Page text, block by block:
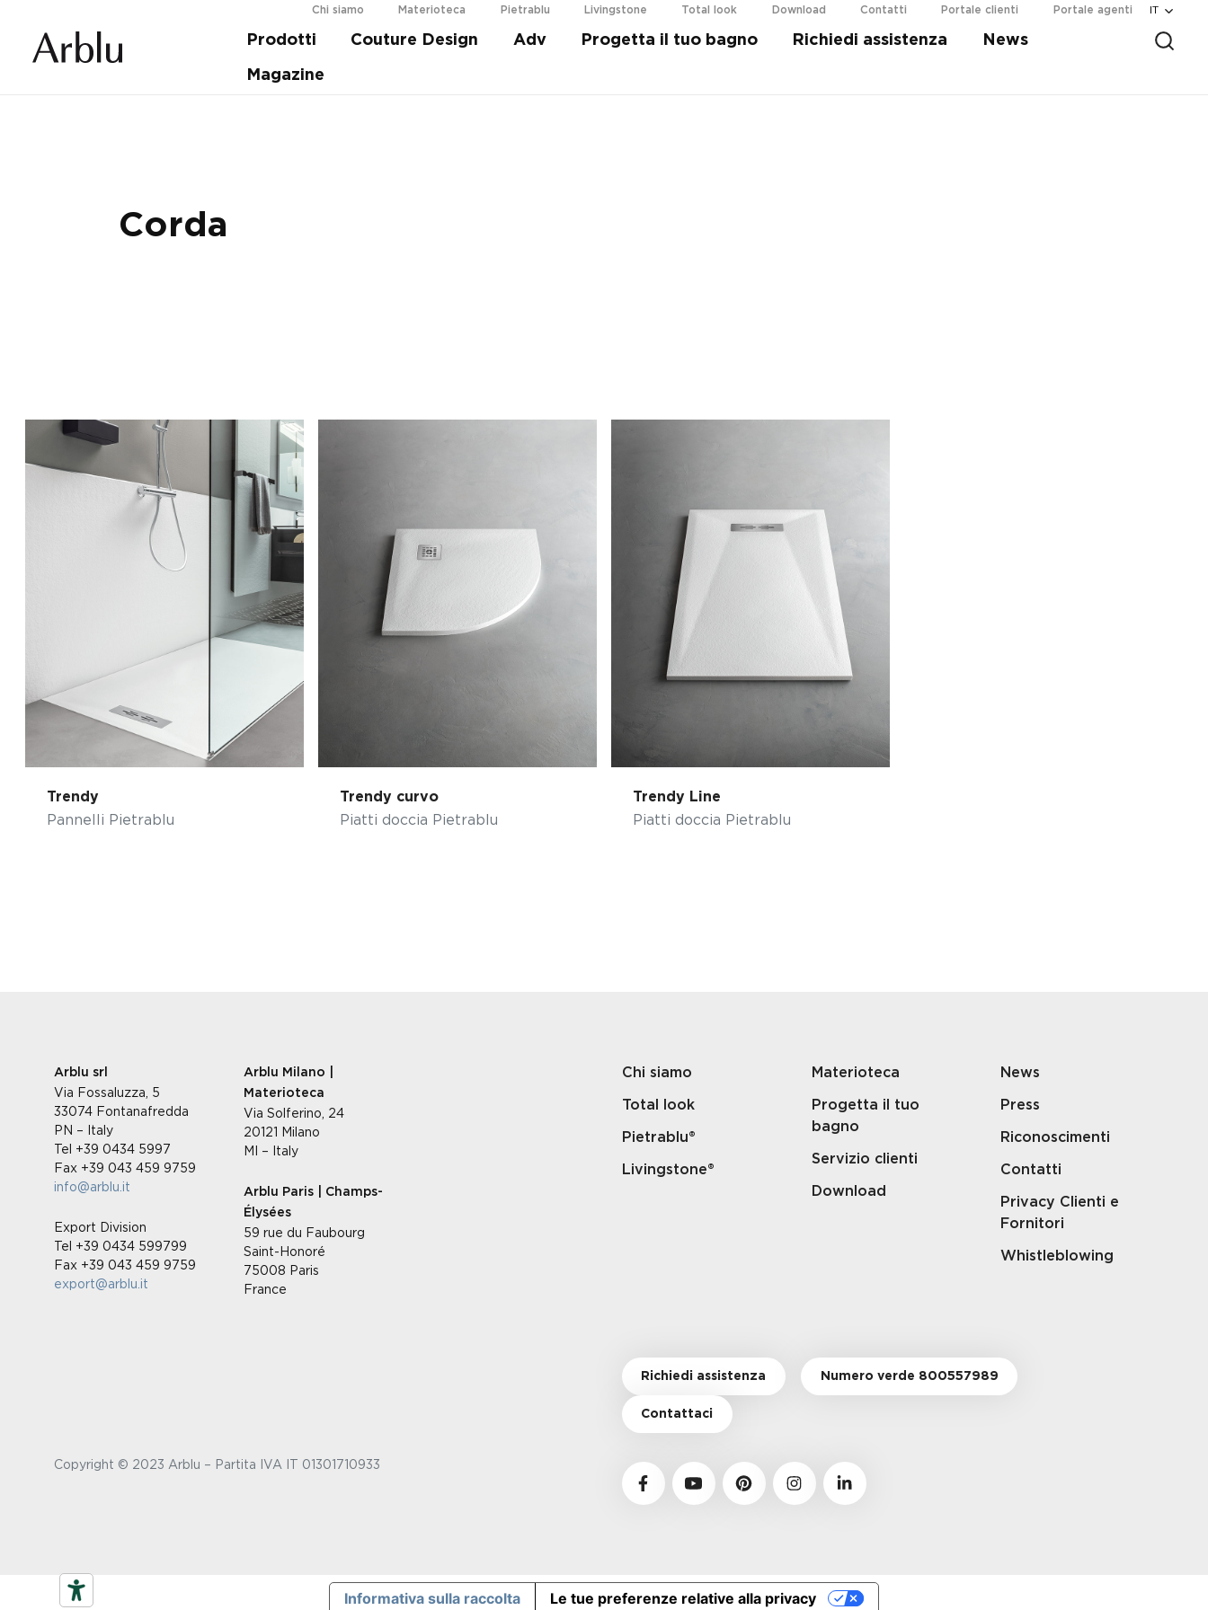
IT
Chi siamo Materioteca Pietrablu Livingstone Total look Download Contatti Portale clienti Portale agenti
Prodotti Couture Design Adv Progetta il tuo bagno Richiedi assistenza News
Magazine
Guida alla scelta della tua doccia.
Corda
Trendy
Pannelli Pietrablu
Trendy curvo
Piatti doccia Pietrablu
Trendy Line
Piatti doccia Pietrablu
Arblu srl
Via Fossaluzza, 5
33074 Fontanafredda
PN – Italy
Tel +39 0434 5997
Fax +39 043 459 9759
info@arblu.it
Export Division
Tel +39 0434 599799
Fax +39 043 459 9759
export@arblu.it
Arblu Milano |
Materioteca
Via Solferino, 24
20121 Milano
MI – Italy
Arblu Paris | Champs-
Élysées
59 rue du Faubourg
Saint-Honoré
75008 Paris
France
Chi siamo
Total look
Pietrablu®
Livingstone®
Materioteca
Progetta il tuo
bagno
Servizio clienti
Download
News
Press
Riconoscimenti
Contatti
Privacy Clienti e
Fornitori
Whistleblowing
Richiedi assistenza Numero verde 800557989
Contattaci
Copyright © 2023 Arblu – Partita IVA IT 01301710933
Informativa sulla raccolta Le tue preferenze relative alla privacy